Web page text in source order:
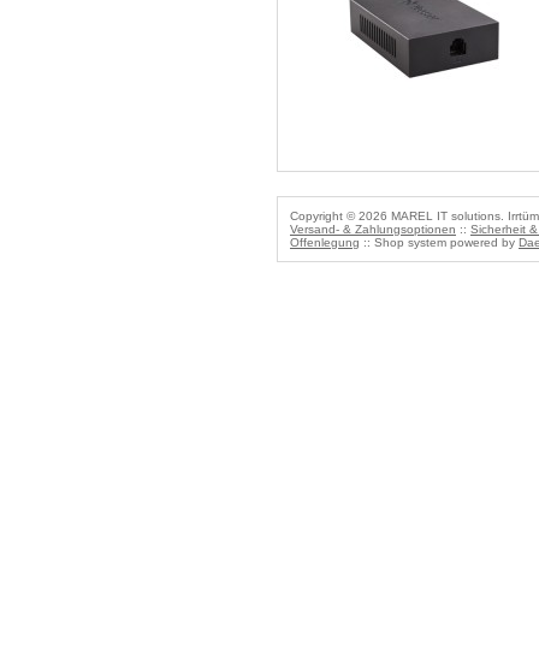
Copyright © 2026 MAREL IT solutions.
Versand- & Zahlungsoptionen :: Sicherheit
Offenlegung :: Shop system powered by